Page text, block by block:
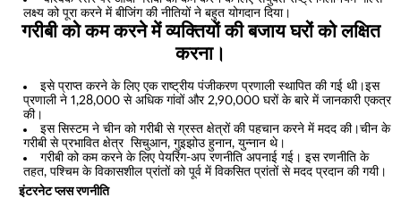
लक्ष्य को पूरा करने में बीजिंग की नीतियों ने बहुत योगदान दिया।
गरीबी को कम करने में व्यक्तियों की बजाय घरों को लक्षित
करना।
इसे प्राप्त करने के लिए एक राष्ट्रीय पंजीकरण प्रणाली स्थापित की गई थी।इस
प्रणाली ने 1,28,000 से अधिक गांवों और 2,90,000 घरों के बारे में जानकारी एकत्र
की।
इस सिस्टम ने चीन को गरीबी से ग्रस्त क्षेत्रों की पहचान करने में मदद की।चीन के
गरीबी से प्रभावित क्षेत्र सिचुआन, गुइझोउ हुनान, युन्नान थे।
गरीबी को कम करने के लिए पेयरिंग-अप रणनीति अपनाई गई। इस रणनीति के
तहत, पश्चिम के विकासशील प्रांतों को पूर्व में विकसित प्रांतों से मदद प्रदान की गयी।
इंटरनेट प्लस रणनीति